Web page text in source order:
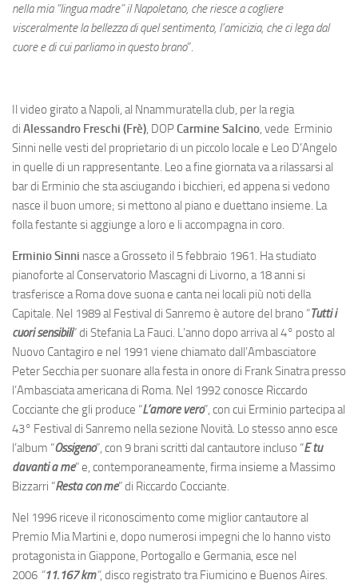
nella mia “lingua madre” il Napoletano, che riesce a cogliere
visceralmente la bellezza di quel sentimento, l’amicizia, che ci lega dal
cuore e di cui parliamo in questo brano”.
Il video girato a Napoli, al Nnammuratella club, per la regia
di Alessandro Freschi (Frè), DOPCarmine Salcino, vede Erminio
Sinni nelle vesti del proprietario di un piccolo locale e Leo D’Angelo
in quelle di un rappresentante. Leo a fine giornata va a rilassarsi al
bar di Erminio che sta asciugando i bicchieri, ed appena si vedono
nasce il buon umore; si mettono al piano e duettano insieme. La
folla festante si aggiunge a loro e li accompagna in coro.
Erminio Sinni nasce a Grosseto il 5 febbraio 1961. Ha studiato
pianoforte al Conservatorio Mascagni di Livorno, a 18 anni si
trasferisce a Roma dove suona e canta nei locali più noti della
Capitale. Nel 1989 al Festival di Sanremo è autore del brano “Tutti i
cuori sensibili” di Stefania La Fauci. L’anno dopo arriva al 4° posto al
Nuovo Cantagiro e nel 1991 viene chiamato dall’Ambasciatore
Peter Secchia per suonare alla festa in onore di Frank Sinatra presso
l’Ambasciata americana di Roma. Nel 1992 conosce Riccardo
Cocciante che gli produce “L’amore vero”, con cui Erminio partecipa al
43° Festival di Sanremo nella sezione Novità. Lo stesso anno esce
l’album “Ossigeno”, con 9 brani scritti dal cantautore incluso “E tu
davanti a me” e, contemporaneamente, firma insieme a Massimo
Bizzarri “Resta con me” di Riccardo Cocciante.
Nel 1996 riceve il riconoscimento come miglior cantautore al
Premio Mia Martini e, dopo numerosi impegni che lo hanno visto
protagonista in Giappone, Portogallo e Germania, esce nel
2006 “11.167 km“, disco registrato tra Fiumicino e Buenos Aires.